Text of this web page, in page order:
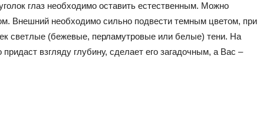
глаз необходимо оставить естественным. Можно
Внешний необходимо сильно подвести темным цветом, при
светлые (бежевые, перламутровые или белые) тени. На
взгляду глубину, сделает его загадочным, а Вас –